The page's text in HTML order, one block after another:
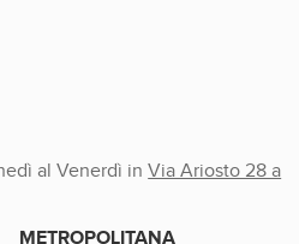
al Venerdì inVia Ariosto 28 a
METROPOLITANA